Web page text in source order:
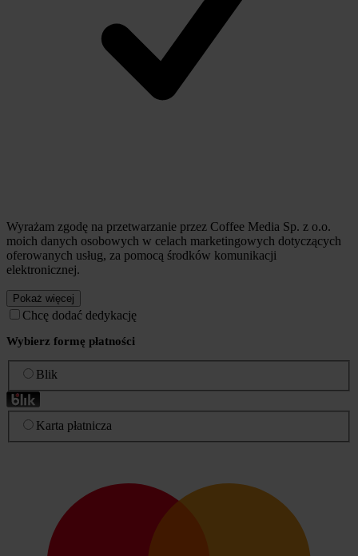
Wyrażam zgodę na przetwarzanie przez Coffee Media Sp. z o.o.
moich danych osobowych w celach marketingowych dotyczących
oferowanych usług, za pomocą środków komunikacji
elektronicznej.
Pokaż więcej
Chcę dodać dedykację
Wybierz formę płatności
Blik
Karta płatnicza